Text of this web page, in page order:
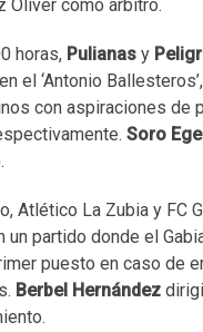
Oliver como árbitro.
horas, Pulianas y
el ‘Antonio
con aspiraciones de
Soro
Atlético La Zubia y FC
un partido donde el
puesto en caso de
Berbel Hernández